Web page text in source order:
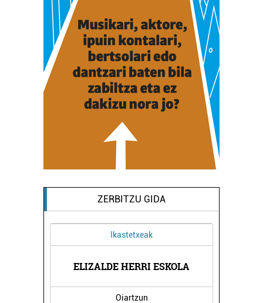
ZERBITZU GIDA
Ikastetxeak
ELIZALDE HERRI ESKOLA
Oiartzun